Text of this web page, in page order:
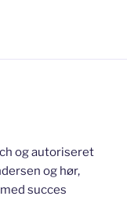
og autoriseret
og hør,
succes